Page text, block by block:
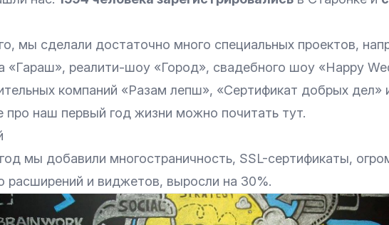
мы сделали достаточно много специальных проектов,
«Гараш», реалити-шоу «Город», свадебного шоу «Happy
компаний «Разам лепш», «Сертификат добрых дел»
про наш первый год жизни можно почитать тут.
мы добавили многостраничность, SSL-сертификаты,
расширений и виджетов, выросли на 30%.